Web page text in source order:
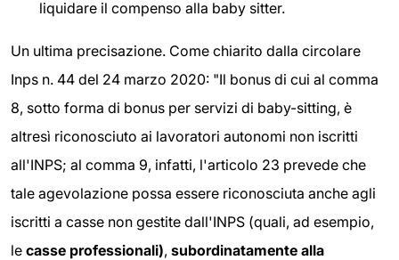
liquidare il compenso alla baby sitter.
Un ultima precisazione. Come chiarito dalla circolare
Inps n. 44 del 24 marzo 2020: "Il bonus di cui al comma
8, sotto forma di bonus per servizi di baby-sitting, è
altresì riconosciuto ai lavoratori autonomi non iscritti
all'INPS; al comma 9, infatti, l'articolo 23 prevede che
tale agevolazione possa essere riconosciuta anche agli
iscritti a casse non gestite dall'INPS (quali, ad esempio,
le casse professionali), subordinatamente alla